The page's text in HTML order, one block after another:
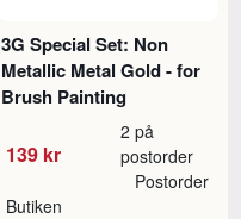
3G Special Set: Non
Metallic Metal Gold - for
Brush Painting
139 kr
2 på
postorder
Butiken
Postorder